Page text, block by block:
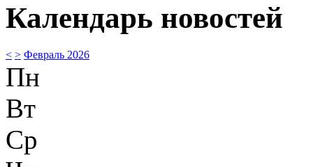
Календарь новостей
< > Февраль 2026
Пн
Вт
Ср